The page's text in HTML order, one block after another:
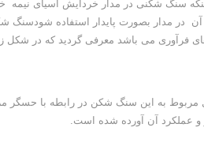
های فرآوری می باشد معرفی گردید که در
مربوط به این سنگ شکن در رابطه با
و عملکرد آن آورده شده است.